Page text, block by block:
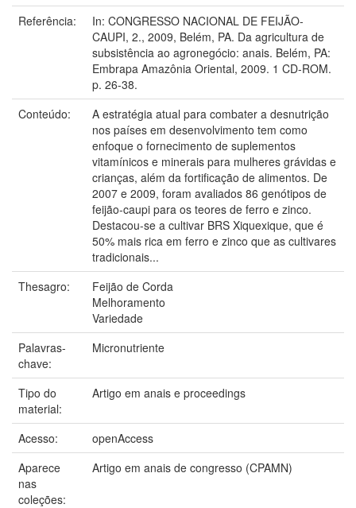
Referência:
In: CONGRESSO NACIONAL DE FEIJÃO-
CAUPI, 2., 2009, Belém, PA. Da agricultura de
subsistência ao agronegócio: anais. Belém, PA:
Embrapa Amazônia Oriental, 2009. 1 CD-ROM.
p. 26-38.
Conteúdo:
A estratégia atual para combater a desnutrição
nos países em desenvolvimento tem como
enfoque o fornecimento de suplementos
vitamínicos e minerais para mulheres grávidas e
crianças, além da fortificação de alimentos. De
2007 e 2009, foram avaliados 86 genótipos de
feijão-caupi para os teores de ferro e zinco.
Destacou-se a cultivar BRS Xiquexique, que é
50% mais rica em ferro e zinco que as cultivares
tradicionais...
Thesagro:
Feijão de Corda
Melhoramento
Variedade
Palavras-
chave:
Micronutriente
Tipo do
material:
Artigo em anais e proceedings
Acesso:
openAccess
Aparece
nas
coleções:
Artigo em anais de congresso (CPAMN)